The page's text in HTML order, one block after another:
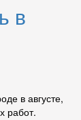
в
в августе,
работ.